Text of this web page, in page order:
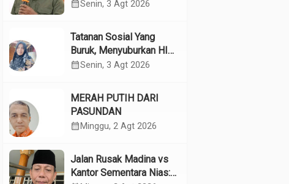
calendar_monthSenin, 3 Agt 2026
Tatanan Sosial Yang
Buruk, Menyuburkan HIV
Pada Remaja
calendar_monthSenin, 3 Agt 2026
MERAH PUTIH DARI
PASUNDAN
calendar_month Minggu, 2 Agt 2026
Jalan Rusak Madina vs
Kantor Sementara Nias: